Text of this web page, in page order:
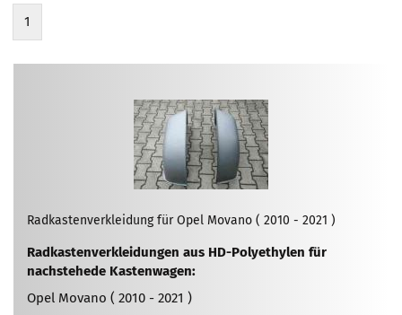
1
Radkastenverkleidung für Opel Movano ( 2010 - 2021 )
Radkastenverkleidungen aus HD-Polyethylen für
nachstehede Kastenwagen:
Opel Movano ( 2010 - 2021 )